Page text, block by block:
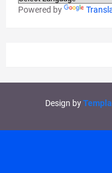
Powered by
Design by